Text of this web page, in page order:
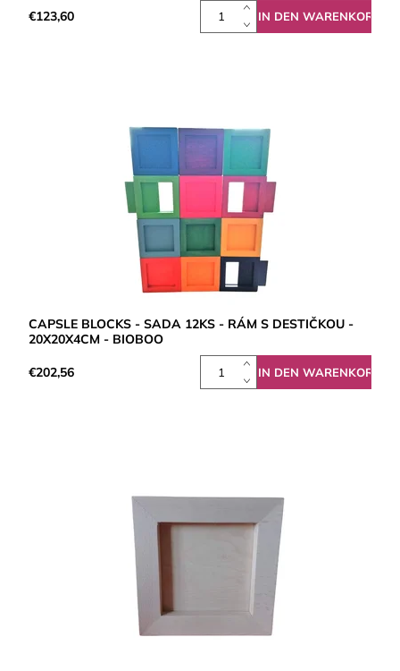
€123,60
CAPSLE BLOCKS - SADA 12KS - RÁM S DESTIČKOU -
20X20X4CM - BIOBOO
€202,56